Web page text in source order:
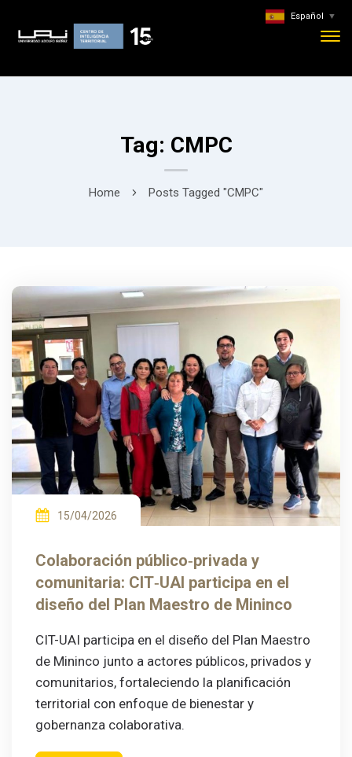
Tag: CMPC
Home Posts Tagged "CMPC"
15/04/2026
Colaboración público‑privada y
comunitaria: CIT‑UAI participa en el
diseño del Plan Maestro de Mininco
CIT-UAI participa en el diseño del Plan Maestro
de Mininco junto a actores públicos, privados y
comunitarios, fortaleciendo la planificación
territorial con enfoque de bienestar y
gobernanza colaborativa.
Español ▼